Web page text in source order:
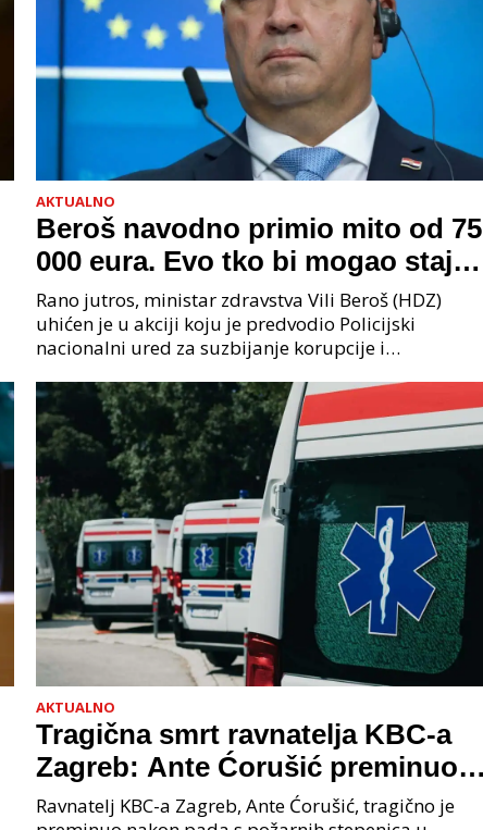
AKTUALNO
Beroš navodno primio mito od 75
000 eura. Evo tko bi mogao stajati
na čelu zločinačkog udruženja
Rano jutros, ministar zdravstva Vili Beroš (HDZ)
uhićen je u akciji koju je predvodio Policijski
nacionalni ured za suzbijanje korupcije i
priopćenju USKOK
AKTUALNO
Tragična smrt ravnatelja KBC-a
Zagreb: Ante Ćorušić preminuo
nakon pada u bolnici, policija na
Ravnatelj KBC-a Zagreb, Ante Ćorušić, tragično je